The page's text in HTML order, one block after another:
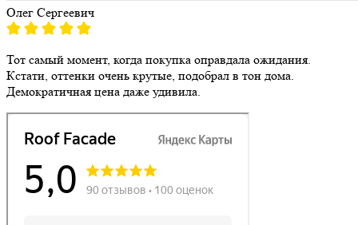
Олег Сергеевич
Тот самый момент, когда покупка оправдала ожидания.
Кстати, оттенки очень крутые, подобрал в тон дома.
Демократичная цена даже удивила.